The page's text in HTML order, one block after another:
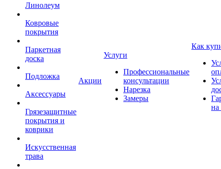
Линолеум
Ковровые
покрытия
Паркетная
доска
Подложка
Аксессуары
Грязезащитные
покрытия и
коврики
Искусственная
трава
Акции
Услуги
Профессиональные
консультации
Нарезка
Замеры
Как
на